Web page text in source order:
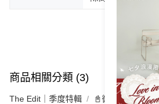
商品相關分類 (3)
The Edit｜季度特輯 📓微甜加氛樂福